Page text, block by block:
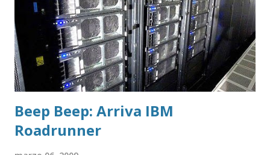
SP3, e a come creare una versione dedicata al nostro PC,
includendo i driver del nostro PC, così che, quando andiamo
ad effettuare il setup, questo sia ...
Beep Beep: Arriva IBM
Roadrunner